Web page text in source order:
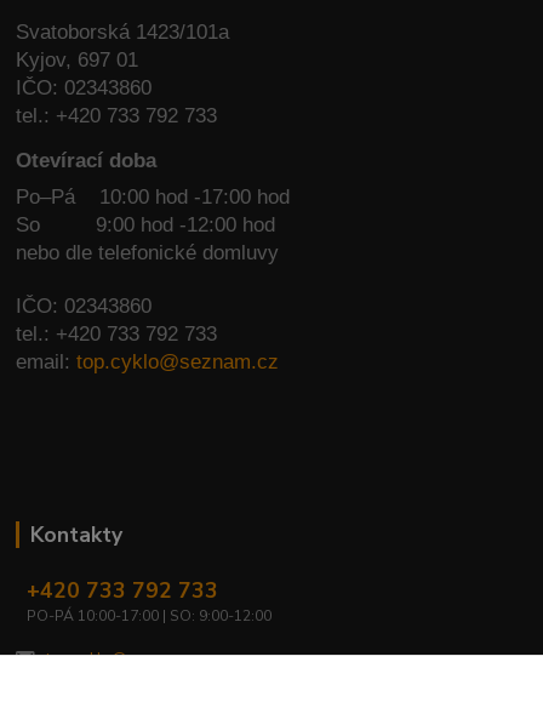
Svatoborská 1423/101a
Kyjov, 697 01
IČO: 02343860
tel.: +420 733 792 733
Otevírací doba
Po–Pá 10:00 hod -17:00 hod
So
9:00 hod -12:00 hod
nebo dle telefonické domluvy
IČO: 02343860
tel.: +420 733 792 733
email:top.cyklo@seznam.cz
Kontakty
+420 733 792 733
PO-PÁ 10:00-17:00 | SO: 9:00-12:00
top.cyklo@seznam.cz